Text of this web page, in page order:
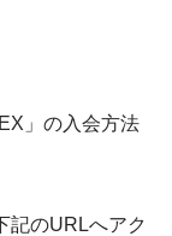
」の入会方法
記のURLへアク